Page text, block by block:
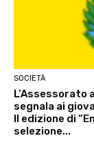
SOCIETÀ
L’Assessorato
segnala ai
II edizione di
selezione...